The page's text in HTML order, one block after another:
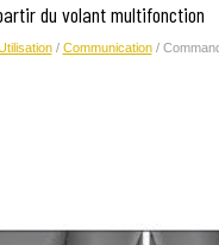
du volant multifonction
/ Communication/